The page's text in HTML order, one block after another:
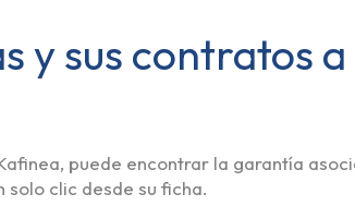
y sus contratos a
puede encontrar la garantía
clic desde su ficha.